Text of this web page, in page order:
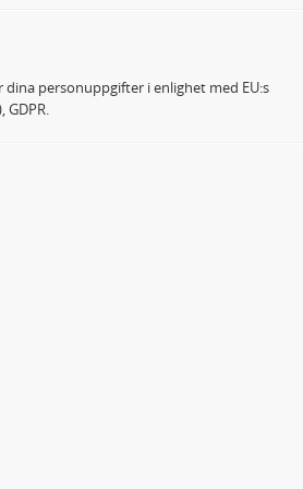
personuppgifter i enlighet med EU:s